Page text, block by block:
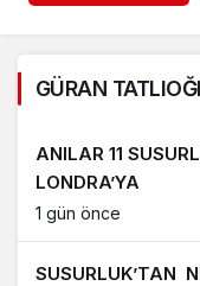
GÜRAN
ANILAR 11
LONDRA’YA
1 gün önce
SUSURLUK’TAN